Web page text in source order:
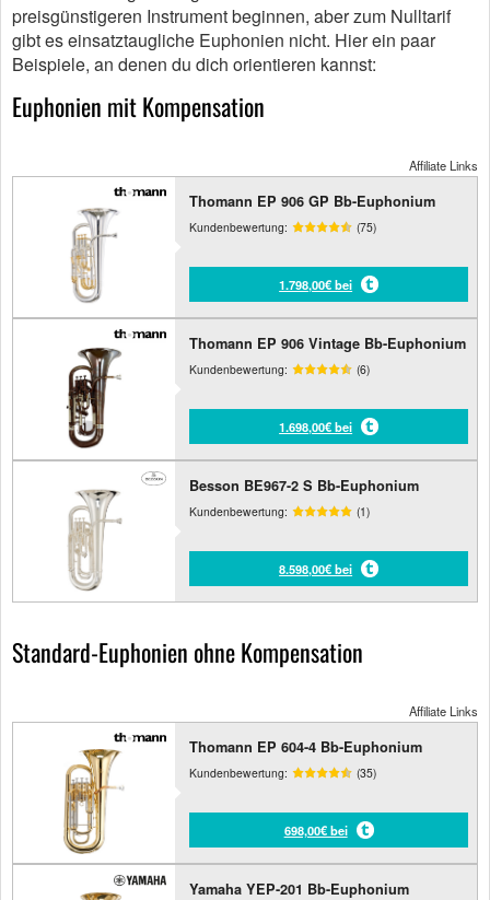
preisgünstigeren Instrument beginnen, aber zum Nulltarif
gibt es einsatztaugliche Euphonien nicht. Hier ein paar
Beispiele, an denen du dich orientieren kannst:
Euphonien mit Kompensation
Affiliate Links
Thomann EP 906 GP Bb-Euphonium
Kundenbewertung: (75)
1.798,00€ bei
Thomann EP 906 Vintage Bb-Euphonium
Kundenbewertung: (6)
1.698,00€ bei
Besson BE967-2 S Bb-Euphonium
Kundenbewertung: (1)
8.598,00€ bei
Standard-Euphonien ohne Kompensation
Affiliate Links
Thomann EP 604-4 Bb-Euphonium
Kundenbewertung: (35)
698,00€ bei
Yamaha YEP-201 Bb-Euphonium